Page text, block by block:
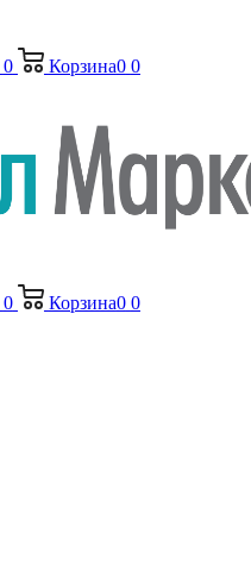
0 Корзина0 0
0 Корзина0 0